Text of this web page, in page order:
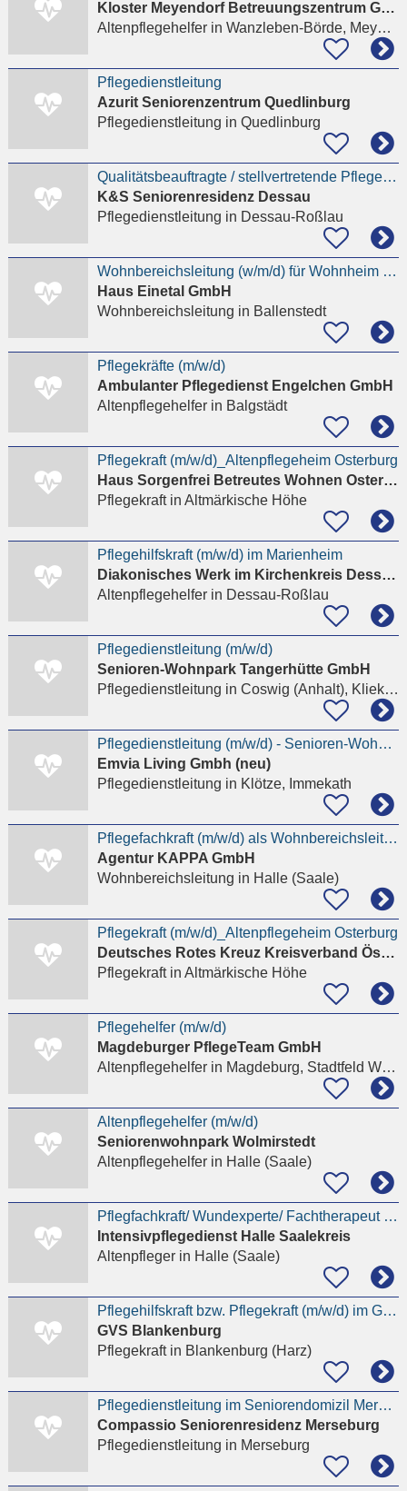
Kloster Meyendorf Betreuungszentrum GmbH
Altenpflegehelferin Wanzleben-Börde, Meyendorf
Pflegedienstleitung
Azurit Seniorenzentrum Quedlinburg
Pflegedienstleitung in Quedlinburg
Qualitätsbeauftragte / stellvertretende Pflegedienstleitung (w/m/d)
K&S Seniorenresidenz Dessau
Pflegedienstleitung in Dessau-Roßlau
Wohnbereichsleitung (w/m/d) für Wohnheim gesucht
Haus Einetal GmbH
Wohnbereichsleitung in Ballenstedt
Pflegekräfte (m/w/d)
Ambulanter Pflegedienst Engelchen GmbH
Altenpflegehelferin Balgstädt
Pflegekraft (m/w/d)_Altenpflegeheim Osterburg
Haus Sorgenfrei Betreutes Wohnen Osterburg
Pflegekraftin Altmärkische Höhe
Pflegehilfskraft (m/w/d) im Marienheim
Diakonisches Werk im Kirchenkreis Dessau e. V.
Altenpflegehelferin Dessau-Roßlau
Pflegedienstleitung (m/w/d)
Senioren-Wohnpark Tangerhütte GmbH
Pflegedienstleitung in Coswig (Anhalt), Klieken
Pflegedienstleitung (m/w/d) - Senioren-Wohnpark Klötze
Emvia Living Gmbh (neu)
Pflegedienstleitung in Klötze, Immekath
Pflegefachkraft (m/w/d) als Wohnbereichsleitung
Agentur KAPPA GmbH
Wohnbereichsleitung in Halle (Saale)
Pflegekraft (m/w/d)_Altenpflegeheim Osterburg
Deutsches Rotes Kreuz Kreisverband Östliche Altmark e. V.
Pflegekraftin Altmärkische Höhe
Pflegehelfer (m/w/d)
Magdeburger PflegeTeam GmbH
Altenpflegehelferin Magdeburg, Stadtfeld West
Altenpflegehelfer (m/w/d)
Seniorenwohnpark Wolmirstedt
Altenpflegehelferin Halle (Saale)
Pflegfachkraft/ Wundexperte/ Fachtherapeut Wunde
Intensivpflegedienst Halle Saalekreis
Altenpflegerin Halle (Saale)
Pflegehilfskraft bzw. Pflegekraft (m/w/d) im GVS-Seniorenzentrum "Oesig"
GVS Blankenburg
Pflegekraftin Blankenburg (Harz)
Pflegedienstleitung im Seniorendomizil Merseburg m/w/d
Compassio Seniorenresidenz Merseburg
Pflegedienstleitung in Merseburg